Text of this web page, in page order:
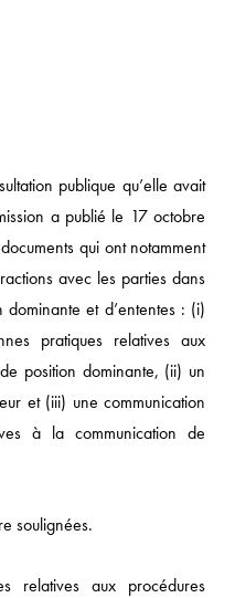
publique qu’elle avait
a publié le 17 octobre
qui ont notamment
avec les parties dans
dominante et d’ententes : (i)
pratiques relatives aux
position dominante, (ii) un
et (iii) une communication
à la communication de
soulignées.
relatives aux procédures